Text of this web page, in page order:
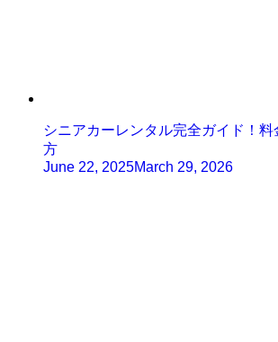
シニアカーレンタル完全ガイド！
方
June 22, 2025March 29, 2026